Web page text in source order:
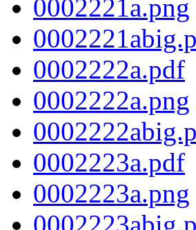
0002221a.png
0002222a.pdf
0002222a.png
0002223a.pdf
0002223a.png